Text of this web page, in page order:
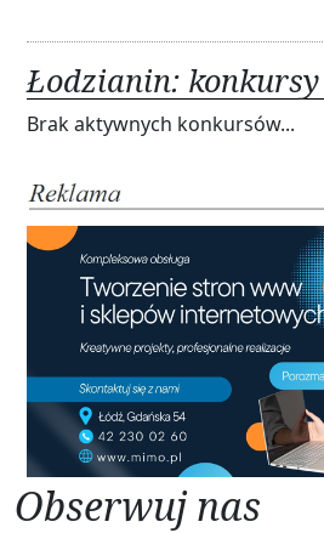
Łodzianin: konkursy
Brak aktywnych konkursów...
Obserwuj nas